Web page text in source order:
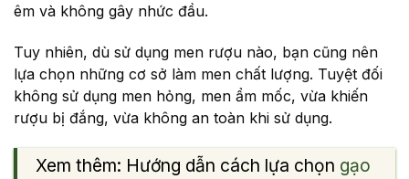
êm và không gây nhức đầu.
Tuy nhiên, dù sử dụng men rượu nào, bạn cũng nên
lựa chọn những cơ sở làm men chất lượng. Tuyệt đối
không sử dụng men hỏng, men ẩm mốc, vừa khiến
rượu bị đắng, vừa không an toàn khi sử dụng.
Xem thêm: Hướng dẫn cách lựa chọn gạo